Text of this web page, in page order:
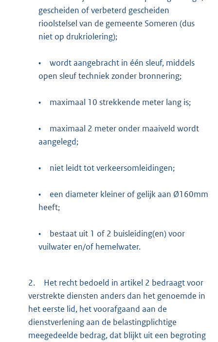
gescheiden of verbeterd gescheiden
rioolstelsel van de gemeente Someren (dus
niet op drukriolering);
•
wordt aangebracht in één sleuf, middels
open sleuf techniek zonder bronnering;
• maximaal 10 strekkende meter lang is;
•
maximaal 2 meter onder maaiveld wordt
aangelegd;
• niet leidt tot verkeersomleidingen;
•
een diameter kleiner of gelijk aan Ø160mm
heeft;
•
bestaat uit 1 of 2 buisleiding(en) voor
vuilwater en/of hemelwater.
2.
Het recht bedoeld in artikel 2 bedraagt voor
verstrekte diensten anders dan het genoemde in
het eerste lid, het voorafgaand aan de
dienstverlening aan de belastingplichtige
meegedeelde bedrag, dat blijkt uit een begroting